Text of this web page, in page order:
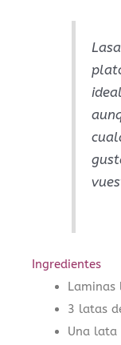
Ingredientes
Laminas
3 latas
Una lata